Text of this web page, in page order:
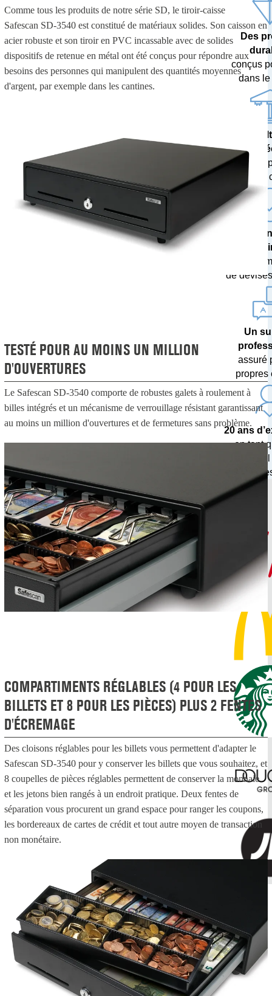
Comme tous les produits de notre série SD, le tiroir-caisse
Safescan SD-3540 est constitué de matériaux solides. Son caisson en
acier robuste et son tiroir en PVC incassable avec de solides
dispositifs de retenue en métal ont été conçus pour répondre aux
besoins des personnes qui manipulent des quantités moyennes
d'argent, par exemple dans les cantines.
TESTÉ POUR AU MOINS UN MILLION
D'OUVERTURES
Le Safescan SD-3540 comporte de robustes galets à roulement à
billes intégrés et un mécanisme de verrouillage résistant garantissant
au moins un million d'ouvertures et de fermetures sans problème.
COMPARTIMENTS RÉGLABLES (4 POUR LES
BILLETS ET 8 POUR LES PIÈCES) PLUS 2 FENTES
D'ÉCREMAGE
Des cloisons réglables pour les billets vous permettent d'adapter le
Safescan SD-3540 pour y conserver les billets que vous souhaitez, et
8 coupelles de pièces réglables permettent de conserver la monnaie
et les jetons bien rangés à un endroit pratique. Deux fentes de
séparation vous procurent un grand espace pour ranger les coupons,
les bordereaux de cartes de crédit et tout autre moyen de transaction
non monétaire.
Des
conçus
dans le
Des
testés
banques
Une
avec des
de
Un
assuré
propres
20 ans
en tant
gestion